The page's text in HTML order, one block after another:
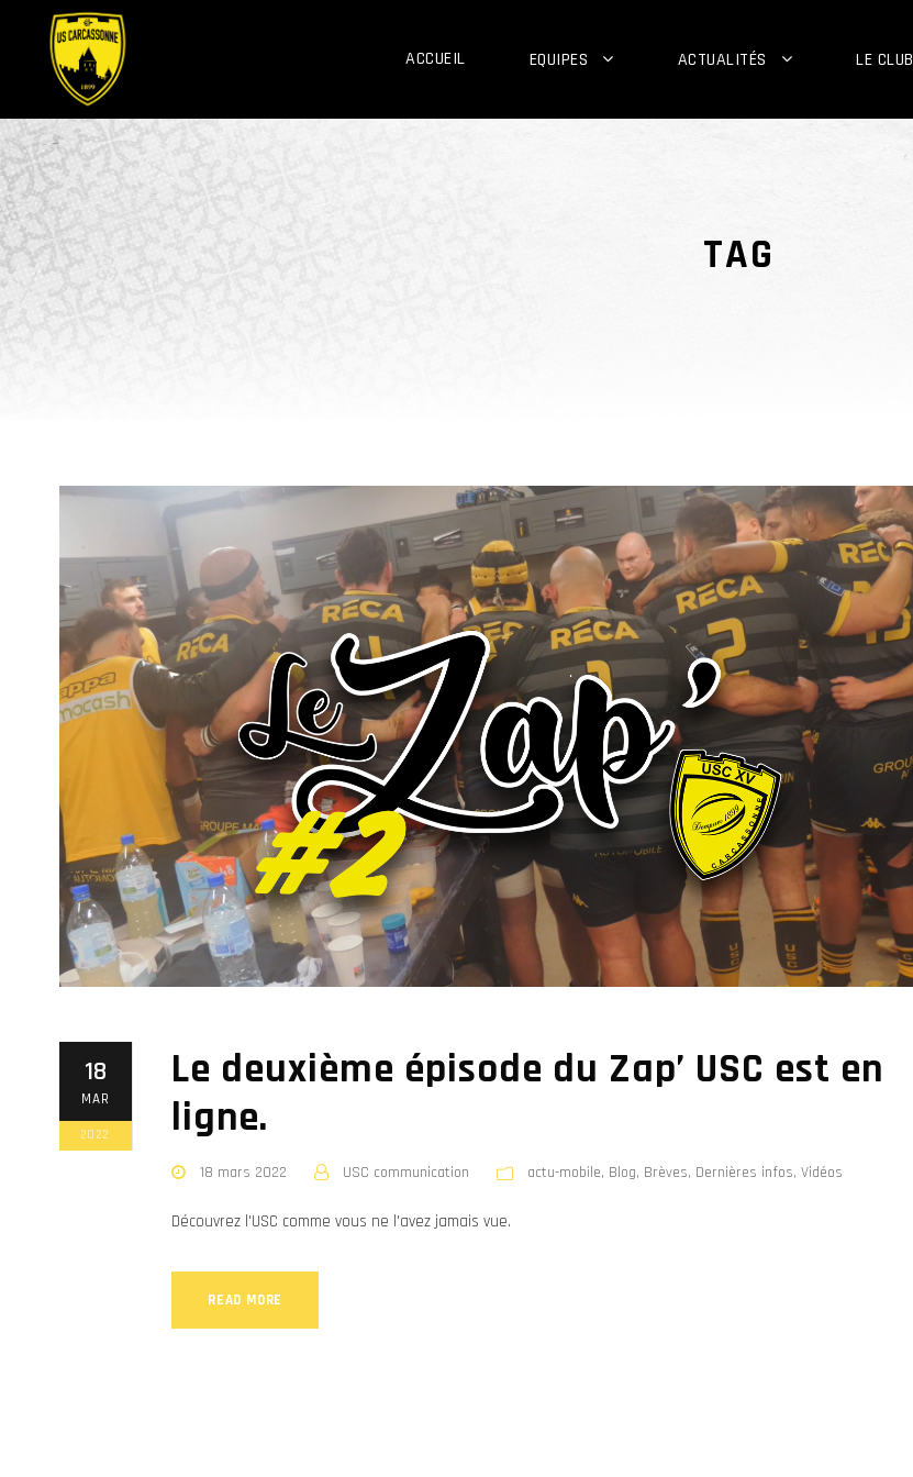
ACCUEIL EQUIPES ACTUALITÉS LE CLUB
TAG
18
MAR
2022
Le deuxième épisode du Zap’ USC est en
ligne.
18 mars 2022 USC communication actu-mobile, Blog, Brèves, Dernières infos, Vidéos
Découvrez l'USC comme vous ne l'avez jamais vue.
READ MORE